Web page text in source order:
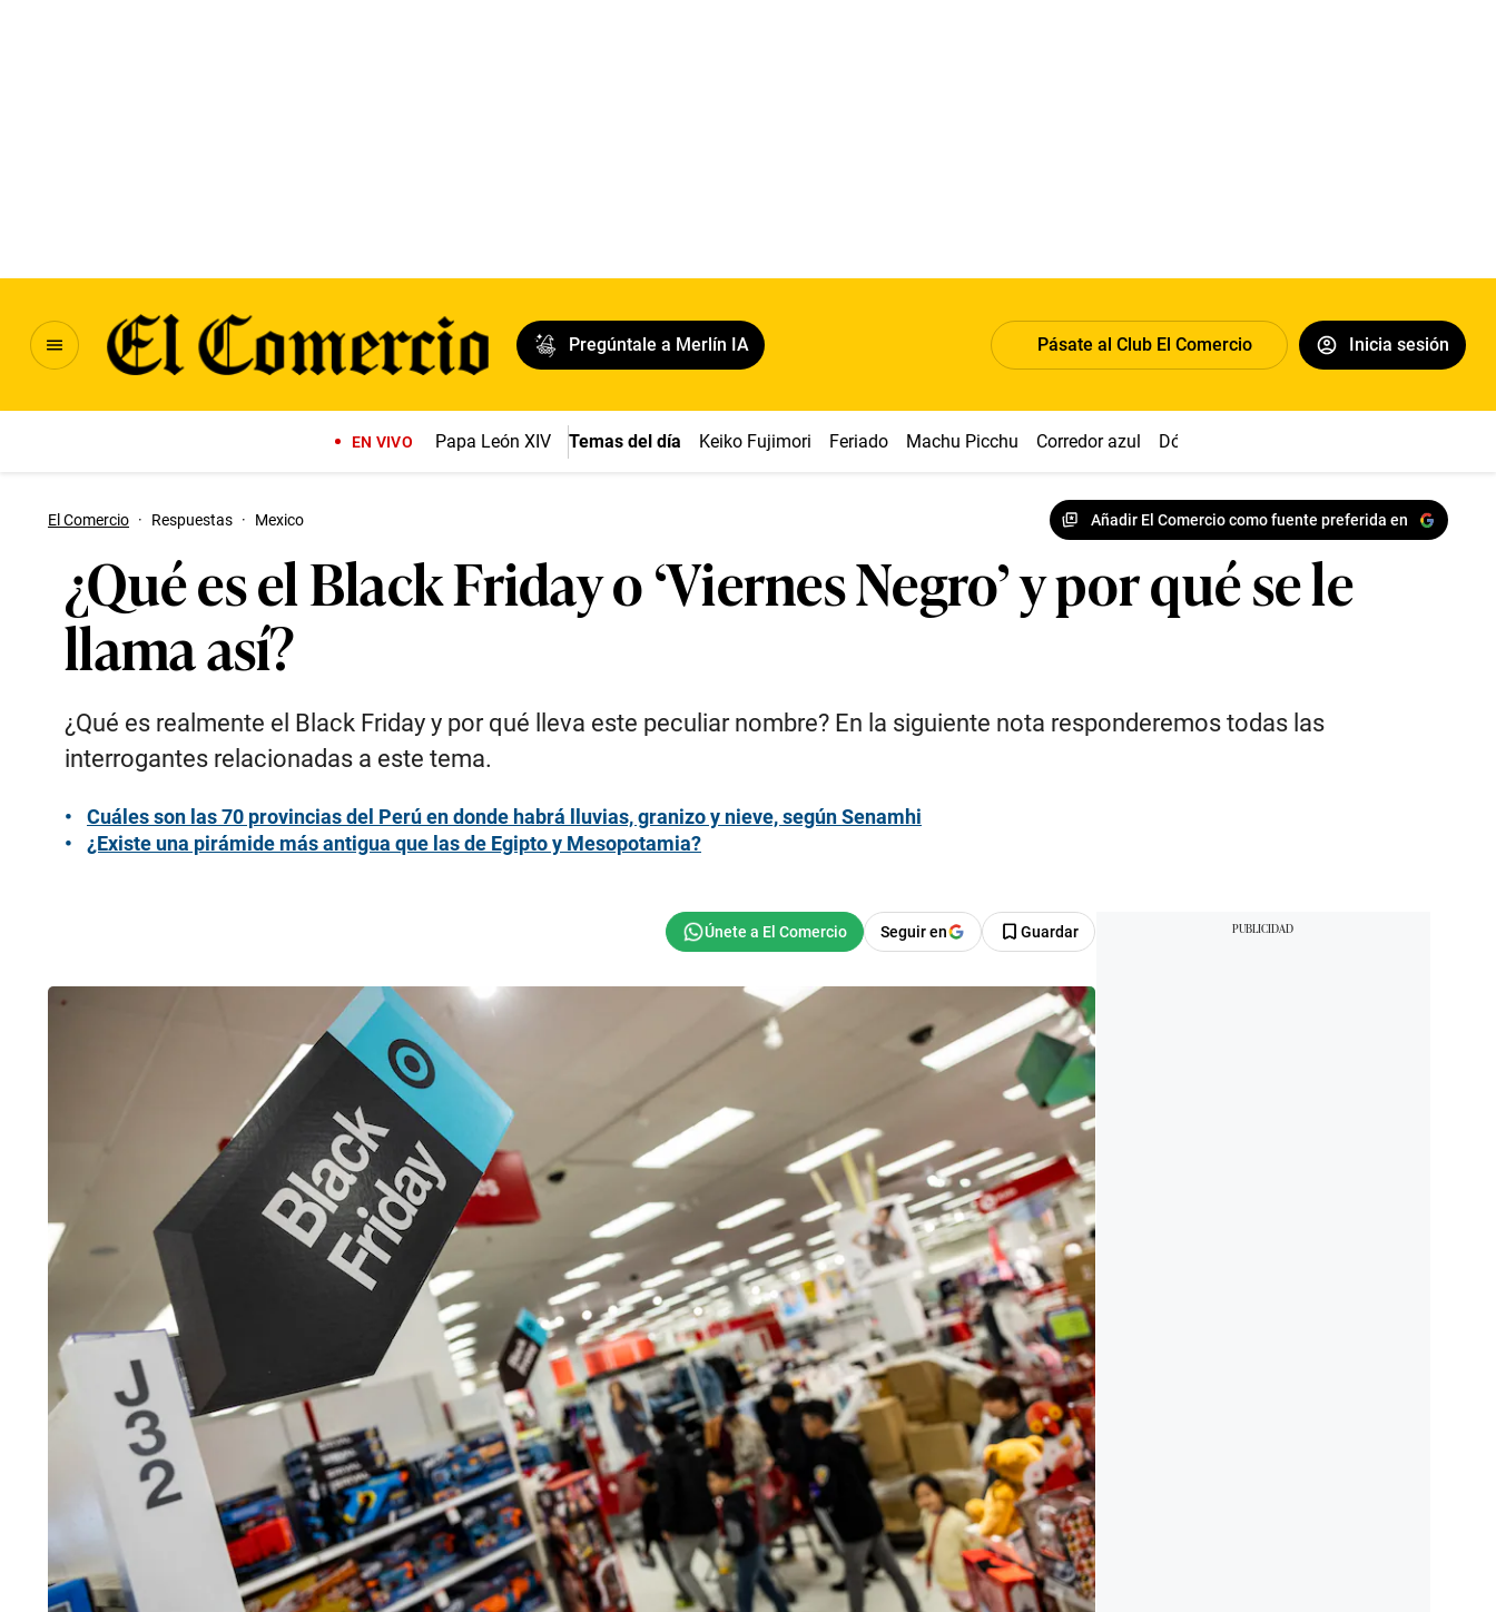
Pregúntale a Merlín IA Pásate al Club El Comercio Inicia sesión
EN VIVO Papa León XIV Temas del día Keiko Fujimori Feriado Machu Picchu Corredor azul Dólar
El Comercio · Respuestas · Mexico Añadir El Comercio como fuente preferida en
¿Qué es el Black Friday o ‘Viernes Negro’ y por qué se le
llama así?
¿Qué es realmente el Black Friday y por qué lleva este peculiar nombre? En la siguiente nota responderemos todas las
interrogantes relacionadas a este tema.
Cuáles son las 70 provincias del Perú en donde habrá lluvias, granizo y nieve, según Senamhi
¿Existe una pirámide más antigua que las de Egipto y Mesopotamia?
Seguir en Guardar